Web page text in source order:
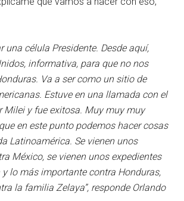
una célula Presidente. Desde aquí,
informativa, para que no nos
Va a ser como un sitio de
Estuve en una llamada con el
Milei y fue exitosa. Muy muy muy
en este punto podemos hacer cosas
Latinoamérica. Se vienen unos
México, se vienen unos expedientes
lo más importante contra Honduras,
la familia Zelaya”, responde Orlando